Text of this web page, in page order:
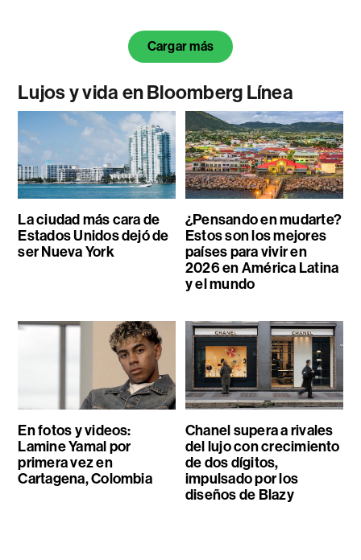
Cargar más
Lujos y vida en Bloomberg Línea
La ciudad más cara de
Estados Unidos dejó de
ser Nueva York
¿Pensando en mudarte?
Estos son los mejores
países para vivir en
2026 en América Latina
y el mundo
En fotos y videos:
Lamine Yamal por
primera vez en
Cartagena, Colombia
Chanel supera a rivales
del lujo con crecimiento
de dos dígitos,
impulsado por los
diseños de Blazy